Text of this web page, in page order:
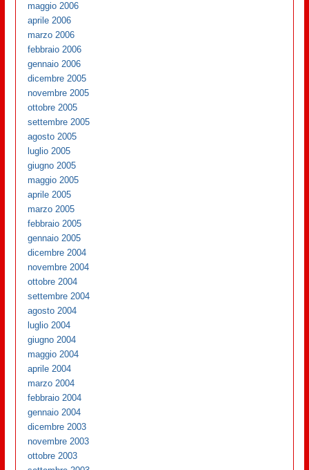
maggio 2006
aprile 2006
marzo 2006
febbraio 2006
gennaio 2006
dicembre 2005
novembre 2005
ottobre 2005
settembre 2005
agosto 2005
luglio 2005
giugno 2005
maggio 2005
aprile 2005
marzo 2005
febbraio 2005
gennaio 2005
dicembre 2004
novembre 2004
ottobre 2004
settembre 2004
agosto 2004
luglio 2004
giugno 2004
maggio 2004
aprile 2004
marzo 2004
febbraio 2004
gennaio 2004
dicembre 2003
novembre 2003
ottobre 2003